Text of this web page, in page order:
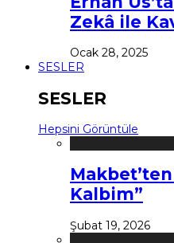
Zekâ ile
Ocak 28, 2025
SESLER
SESLER
Hepsini Görüntüle
Kalbim”
Şubat 19, 2026